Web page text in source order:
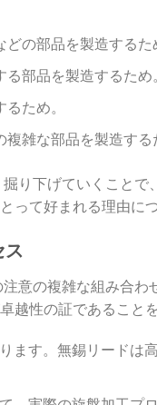
の部品を製造するた
部品を製造するため
ため。
雑な部品を製造する
り下げていくこと
って好まれる理由に
ス
意の複雑な組み合
越性の証であること
ます。無錫リードは